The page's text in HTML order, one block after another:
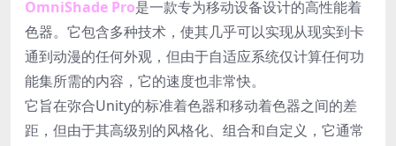
OmniShade Pro是一款专为移动设备设计的高性能着
色器。它包含多种技术，使其几乎可以实现从现实到卡
通到动漫的任何外观，但由于自适应系统仅计算任何功
能集所需的内容，它的速度也非常快。
它旨在弥合Unity的标准着色器和移动着色器之间的差
距，但由于其高级别的风格化、组合和自定义，它通常